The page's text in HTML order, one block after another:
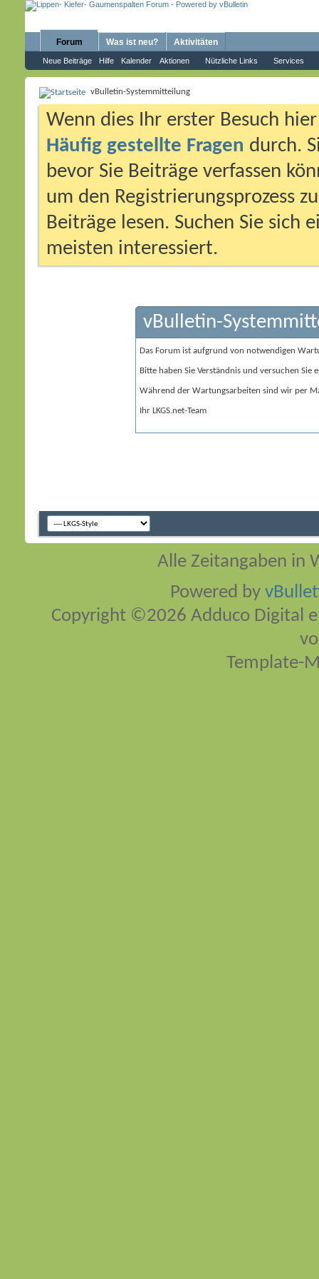
Forum
Neue Beiträge Hilfe Kalender Aktionen Nützliche Links Services
Was ist neu? Aktivitäten
vBulletin-Systemmitteilung
Wenn dies Ihr erster Besuch
Häufig gestellte Fragen durch.
bevor Sie Beiträge verfassen
um den Registrierungsprozess
Beiträge lesen. Suchen Sie sich
meisten interessiert.
vBulletin-
Das Forum ist aufgrund von notwendigen
Bitte haben Sie Verständnis und versuchen Sie
Während der Wartungsarbeiten sind wir per
Ihr LKGS.net-Team
Alle Zeitangaben in
Powered by
Copyright ©2026 Adduco Digital
Template-